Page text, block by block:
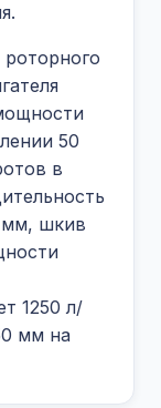
50
в
мм, шкив
1250 л/
мм на